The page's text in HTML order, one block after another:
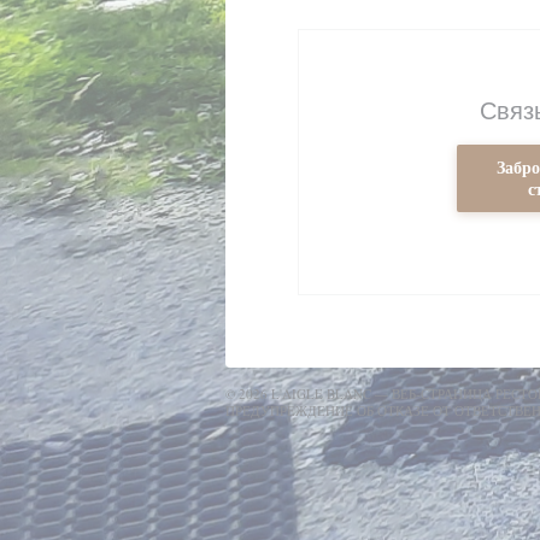
© 2026 L'AIGLE BLANC — ВЕБ-СТРАНИЦА
ПРЕДУПРЕЖДЕНИЕ ОБ ОТКАЗЕ ОТ